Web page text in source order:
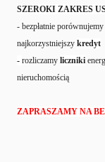
SZEROKI ZAKRES
- bezpłatnie
najkorzystniejszy kredyt
- rozliczamy liczniki
nieruchomością
ZAPRASZAMY NA